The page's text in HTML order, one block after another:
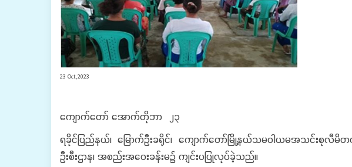
23 Oct,2023
ကျောက်တော် အောက်တိုဘာ ၂၃
ရခိုင်ပြည်နယ်၊ မြောက်ဦးခရိုင်၊ ကျောက်တော်မြို့နယ်သမဝါယမအသင်းစု
ဦးစီးဌာန၊ အစည်းအဝေးခန်းမ၌ ကျင်းပပြုလုပ်ခဲ့သည်။